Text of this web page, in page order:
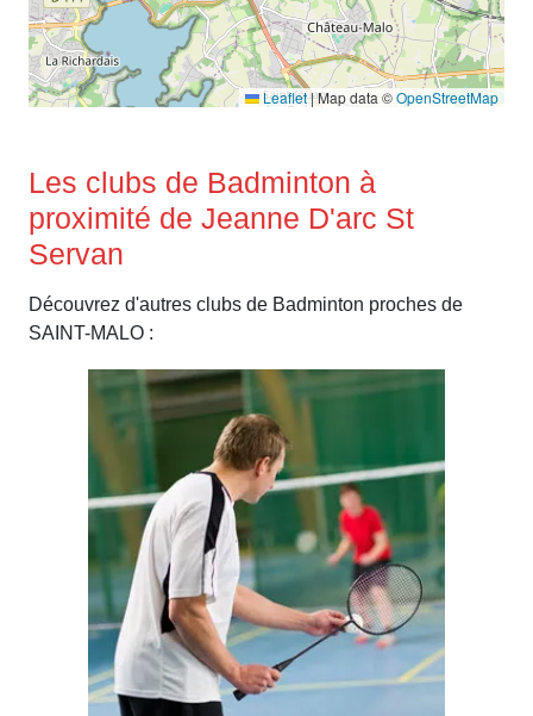
Leaflet|Map data ©OpenStreetMap
Les clubs de Badminton à
proximité de Jeanne D'arc St
Servan
Découvrez d'autres clubs de Badminton proches de
SAINT-MALO :